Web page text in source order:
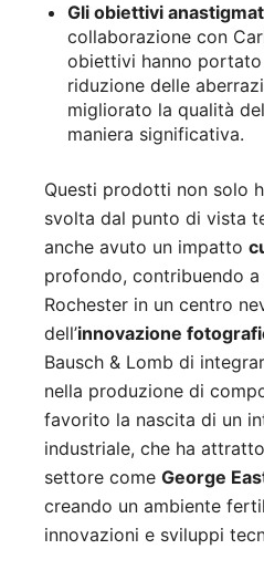
Gli obiettivi
collaborazione con
obiettivi hanno
riduzione delle
migliorato la qualità
maniera significativa.
Questi prodotti non solo
svolta dal punto di vista
anche avuto un impatto
profondo, contribuendo
Rochester in un centro
dell’innovazione
Bausch & Lomb di
nella produzione di
favorito la nascita di un
industriale, che ha
settore come George
creando un ambiente
innovazioni e sviluppi